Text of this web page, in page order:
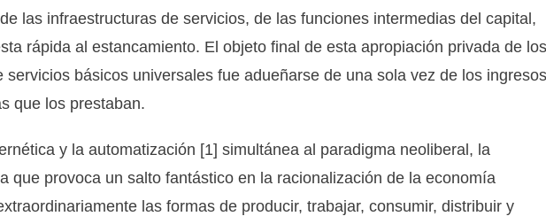
las infraestructuras de servicios, de las funciones intermedias del capital,
rápida al estancamiento. El objeto final de esta apropiación privada de los
servicios básicos universales fue adueñarse de una sola vez de los ingresos
que los prestaban.
y la automatización [1] simultánea al paradigma neoliberal, la
que provoca un salto fantástico en la racionalización de la economía
las formas de producir, trabajar, consumir, distribuir y